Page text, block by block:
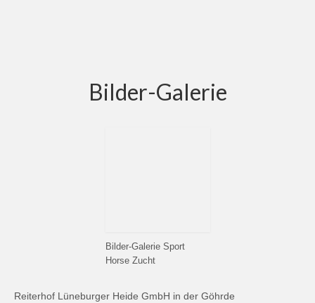
Bilder-Galerie
Bilder-Galerie Sport
Horse Zucht
Reiterhof Lüneburger Heide GmbH in der Göhrde